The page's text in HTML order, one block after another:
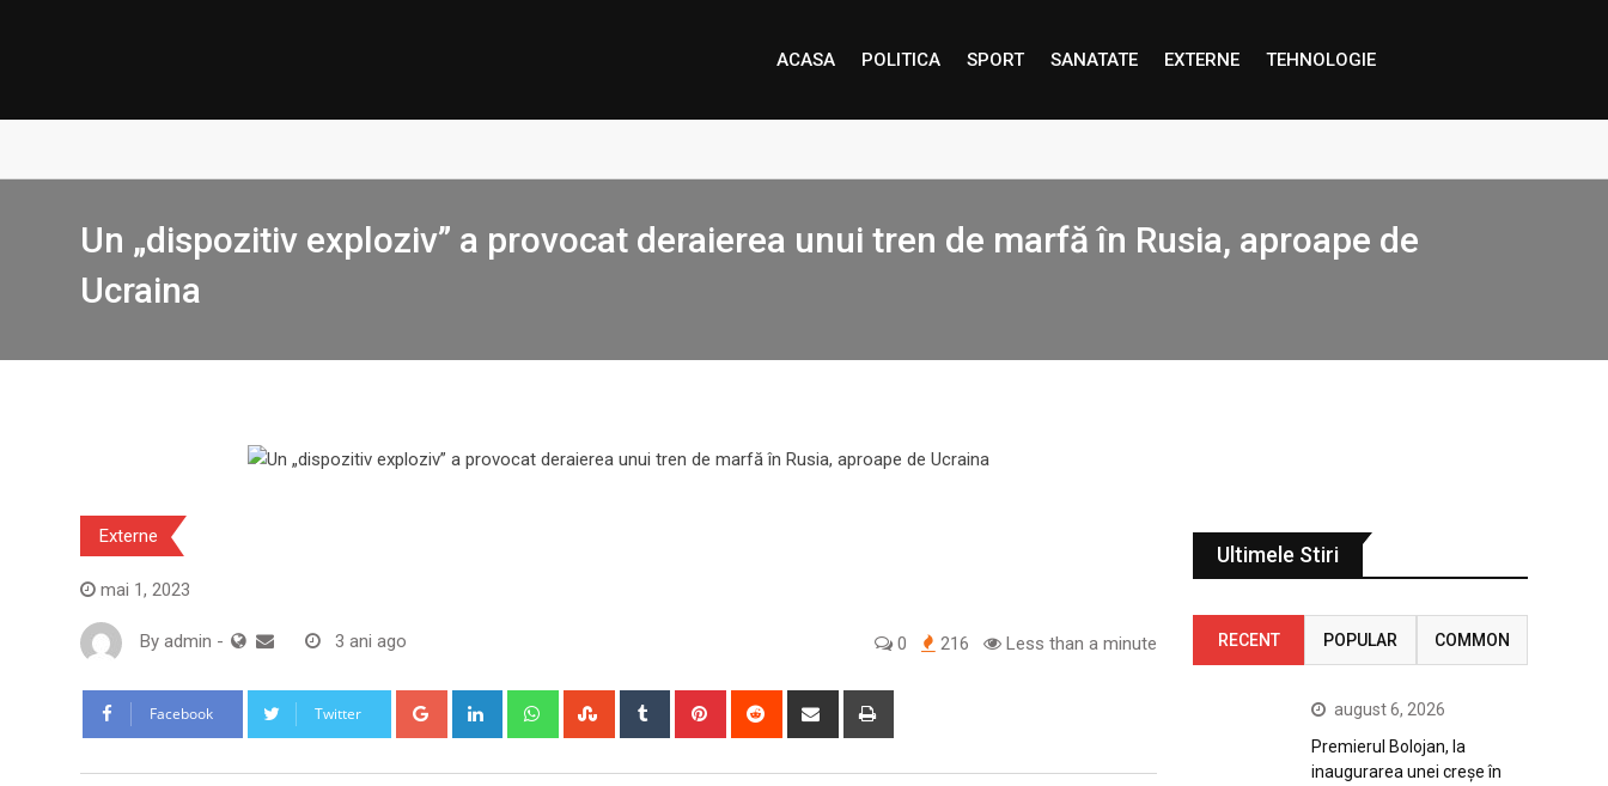
ACASA POLITICA SPORT SANATATE EXTERNE TEHNOLOGIE
Un „dispozitiv exploziv” a provocat deraierea unui tren de marfă în Rusia, aproape de
Ucraina
Externe
mai 1, 2023
By admin - 3 ani ago 0 216 Less than a minute
Facebook Twitter Google+ LinkedIn WhatsappStumbleUpon
Tumblr Pinterest Reddit
Share
Ultimele Stiri
RECENT POPULAR COMMON
august 6, 2026
Premierul Bolojan, la
inaugurarea unei creșe în